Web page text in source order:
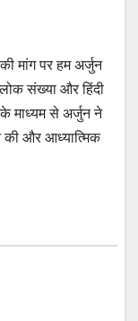
मांग पर हम अर्जुन
संख्या और हिंदी
माध्यम से अर्जुन ने
की और आध्यात्मिक